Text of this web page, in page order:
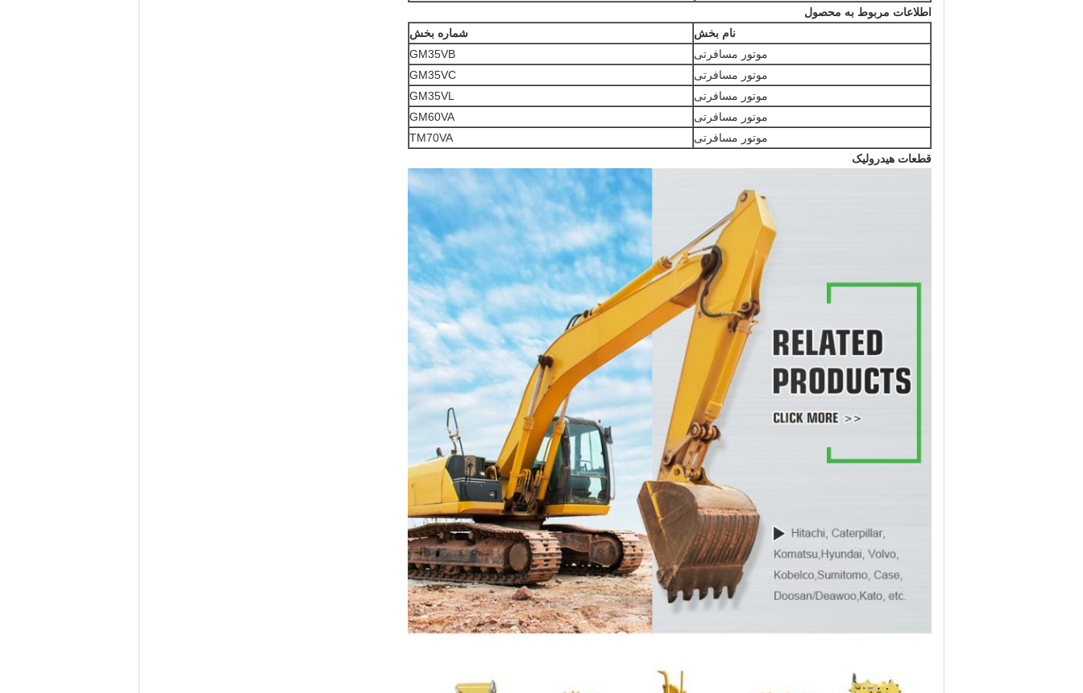
اطلاعات مربوط به محصول
نام بخش
شماره بخش
موتور مسافرتی
GM35VB
موتور مسافرتی
GM35VC
موتور مسافرتی
GM35VL
موتور مسافرتی
GM60VA
موتور مسافرتی
TM70VA
قطعات هیدرولیک